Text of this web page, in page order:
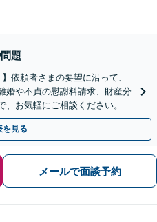
題
依頼者さまの要望に沿って、
婚や不貞の慰謝料請求、財産分
お気軽にご相談ください。
を見る
メールで面談予約